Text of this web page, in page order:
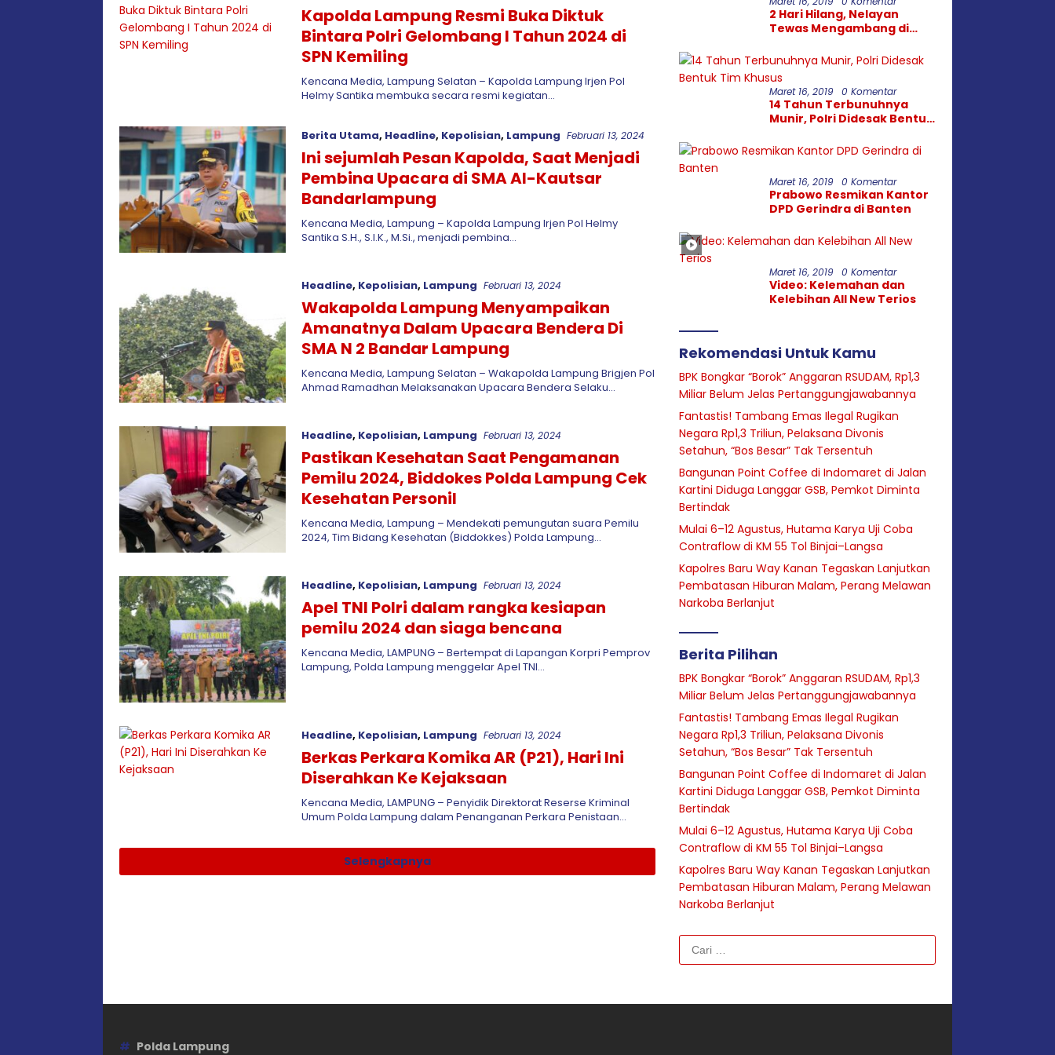
Kapolda Lampung Resmi Buka Diktuk
Bintara Polri Gelombang I Tahun 2024 di
SPN Kemiling
Kencana Media, Lampung Selatan – Kapolda Lampung Irjen Pol
Helmy Santika membuka secara resmi kegiatan…
Berita Utama, Headline, Kepolisian, Lampung Februari 13, 2024
Ini sejumlah Pesan Kapolda, Saat Menjadi
Pembina Upacara di SMA Al-Kautsar
Bandarlampung
Kencana Media, Lampung – Kapolda Lampung Irjen Pol Helmy
Santika S.H., S.I.K., M.Si., menjadi pembina…
Headline, Kepolisian, Lampung Februari 13, 2024
Wakapolda Lampung Menyampaikan
Amanatnya Dalam Upacara Bendera Di
SMA N 2 Bandar Lampung
Kencana Media, Lampung Selatan – Wakapolda Lampung Brigjen Pol
Ahmad Ramadhan Melaksanakan Upacara Bendera Selaku…
Headline, Kepolisian, Lampung Februari 13, 2024
Pastikan Kesehatan Saat Pengamanan
Pemilu 2024, Biddokes Polda Lampung Cek
Kesehatan Personil
Kencana Media, Lampung – Mendekati pemungutan suara Pemilu
2024, Tim Bidang Kesehatan (Biddokkes) Polda Lampung…
Headline, Kepolisian, Lampung Februari 13, 2024
Apel TNI Polri dalam rangka kesiapan
pemilu 2024 dan siaga bencana
Kencana Media, LAMPUNG – Bertempat di Lapangan Korpri Pemprov
Lampung, Polda Lampung menggelar Apel TNI…
Headline, Kepolisian, Lampung Februari 13, 2024
Berkas Perkara Komika AR (P21), Hari Ini
Diserahkan Ke Kejaksaan
Kencana Media, LAMPUNG – Penyidik Direktorat Reserse Kriminal
Umum Polda Lampung dalam Penanganan Perkara Penistaan…
Selengkapnya
2 Hari Hilang, Nelayan
Tewas Mengambang di
Maret 16, 2019 0 Komentar
14 Tahun Terbunuhnya
Munir, Polri Didesak Bentuk
Maret 16, 2019 0 Komentar
Prabowo Resmikan Kantor
DPD Gerindra di Banten
Maret 16, 2019 0 Komentar
Video: Kelemahan dan
Kelebihan All New Terios
Rekomendasi Untuk Kamu
BPK Bongkar “Borok” Anggaran RSUDAM, Rp1,3
Miliar Belum Jelas Pertanggungjawabannya
Fantastis! Tambang Emas Ilegal Rugikan
Negara Rp1,3 Triliun, Pelaksana Divonis
Setahun, “Bos Besar” Tak Tersentuh
Bangunan Point Coffee di Indomaret di Jalan
Kartini Diduga Langgar GSB, Pemkot Diminta
Bertindak
Mulai 6–12 Agustus, Hutama Karya Uji Coba
Contraflow di KM 55 Tol Binjai–Langsa
Kapolres Baru Way Kanan Tegaskan Lanjutkan
Pembatasan Hiburan Malam, Perang Melawan
Narkoba Berlanjut
Berita Pilihan
BPK Bongkar “Borok” Anggaran RSUDAM, Rp1,3
Miliar Belum Jelas Pertanggungjawabannya
Fantastis! Tambang Emas Ilegal Rugikan
Negara Rp1,3 Triliun, Pelaksana Divonis
Setahun, “Bos Besar” Tak Tersentuh
Bangunan Point Coffee di Indomaret di Jalan
Kartini Diduga Langgar GSB, Pemkot Diminta
Bertindak
Mulai 6–12 Agustus, Hutama Karya Uji Coba
Contraflow di KM 55 Tol Binjai–Langsa
Kapolres Baru Way Kanan Tegaskan Lanjutkan
Pembatasan Hiburan Malam, Perang Melawan
Narkoba Berlanjut
Cari
untuk:
Polda Lampung